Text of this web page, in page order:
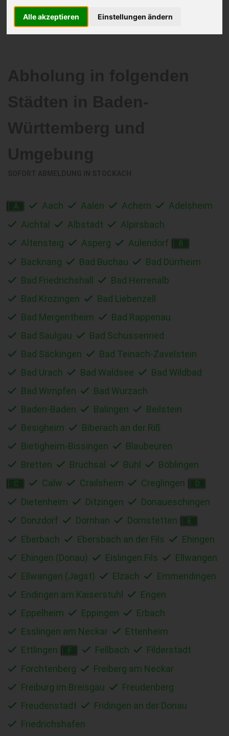
Alle akzeptieren Einstellungen ändern
Wir garantieren 100% Sicherheit.
A Aach Aalen Achern
Adelsheim
Aichtal
Albstadt
Alpirsbach
Altensteig
Asperg Aulendorf B
Backnang Bad Buchau
Bad Dürrheim
Bad Friedrichshall
Bad Herrenalb
Bad Krozingen
Bad Liebenzell
Bad Mergentheim
Bad Rappenau
Bad Saulgau
Bad Schussenried
Bad Säckingen
Bad Teinach-Zavelstein
Bad Urach
Bad Waldsee
Bad Wildbad
Bad Wimpfen
Bad Wurzach
Baden-Baden
Balingen
Beilstein
Besigheim
Biberach an der Riß
Bietigheim-Bissingen
Blaubeuren
Bretten
Bruchsal Bühl Böblingen
C Calw Crailsheim Creglingen D
Dietenheim Ditzingen
Donaueschingen
Donzdorf
Dornhan Dornstetten E
Eberbach Ebersbach an der Fils
Ehingen
Ehingen (Donau)
Eislingen Fils
Ellwangen
Ellwangen (Jagst)
Elzach
Emmendingen
Endingen am Kaiserstuhl
Engen
Eppelheim
Eppingen
Erbach
Esslingen am Neckar
Ettenheim
Ettlingen
F Fellbach
Filderstadt
Forchtenberg
Freiberg am Neckar
Freiburg im Breisgau
Freudenberg
Freudenstadt
Fridingen an der Donau
Friedrichshafen